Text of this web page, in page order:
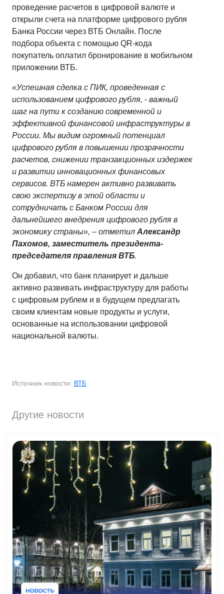
проведение расчетов в цифровой валюте и
открыли счета на платформе цифрового рубля
Банка России через ВТБ Онлайн. После
подбора объекта с помощью QR-кода
покупатель оплатил бронирование в мобильном
приложении ВТБ.
«Успешная сделка с ПИК, проведенная с
использованием цифрового рубля, - важный
шаг на пути к созданию современной и
эффективной финансовой инфраструктуры в
России. Мы видим огромный потенциал
цифрового рубля в повышении прозрачности
расчетов, снижении транзакционных издержек
и развитии инновационных финансовых
сервисов. ВТБ намерен активно развивать
свою экспертизу в этой области и
сотрудничать с Банком России для
дальнейшего внедрения цифрового рубля в
экономику страны», – отметил Александр
Пахомов, заместитель президента-
председателя правления ВТБ.
Он добавил, что банк планирует и дальше
активно развивать инфраструктуру для работы
с цифровым рублем и в будущем предлагать
своим клиентам новые продукты и услуги,
основанные на использовании цифровой
национальной валюты.
Источник новости: ВТБ
Другие новости